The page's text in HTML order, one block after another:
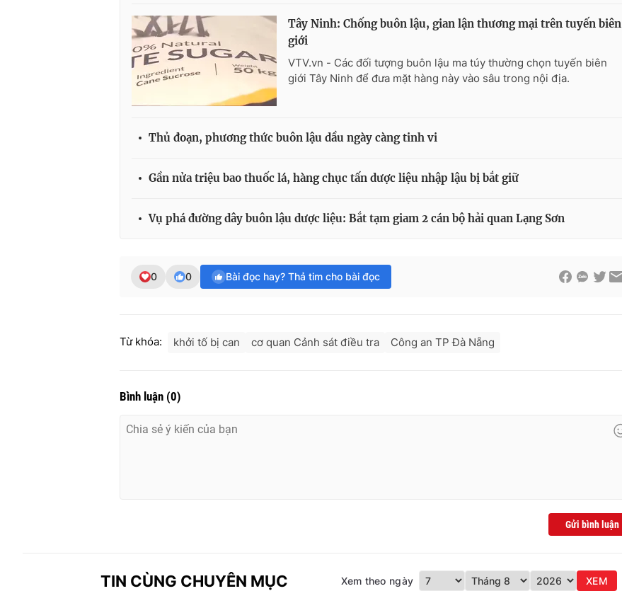
Tây Ninh: Chống buôn lậu, gian lận thương mại trên tuyến biên
giới
VTV.vn - Các đối tượng buôn lậu ma túy thường chọn tuyến biên
giới Tây Ninh để đưa mặt hàng này vào sâu trong nội địa.
Thủ đoạn, phương thức buôn lậu dầu ngày càng tinh vi
Gần nửa triệu bao thuốc lá, hàng chục tấn dược liệu nhập lậu bị bắt giữ
Vụ phá đường dây buôn lậu dược liệu: Bắt tạm giam 2 cán bộ hải quan Lạng Sơn
0 0 Bài đọc hay? Thả tim cho bài đọc
Từ khóa: khởi tố bị can cơ quan Cảnh sát điều tra Công an TP Đà Nẵng
Bình luận (0)
Gửi bình luận
TIN CÙNG CHUYÊN MỤC Xem theo ngày XEM